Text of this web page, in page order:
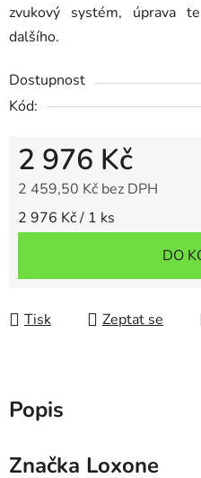
zvukový systém, úprava
dalšího.
Dostupnost
Kód:
2 976 Kč
2 459,50 Kč bez DPH
Měrná cena:
2 976 Kč / 1 ks
DO
Tisk Zeptat se
Popis
Značka Loxone